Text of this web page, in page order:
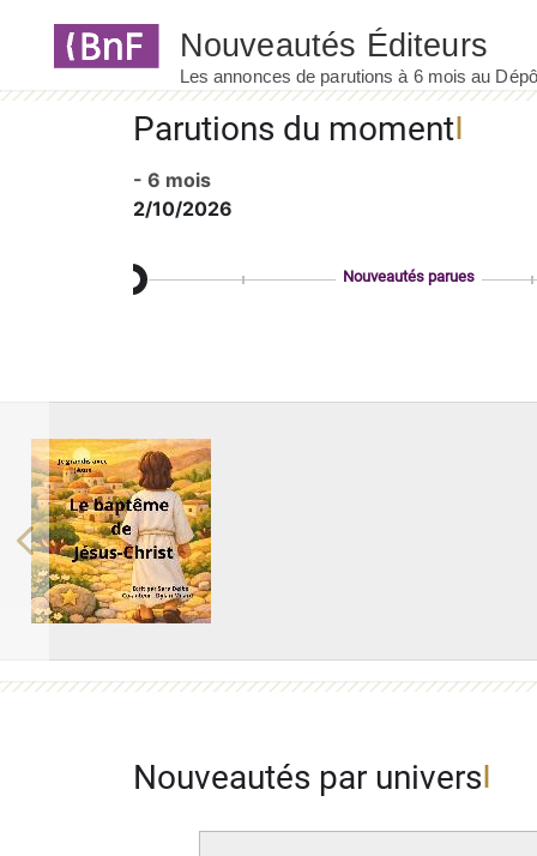
Parutions du moment
- 6 mois
2/10/2026
Nouveautés parues
Previous
Nouveautés par univers